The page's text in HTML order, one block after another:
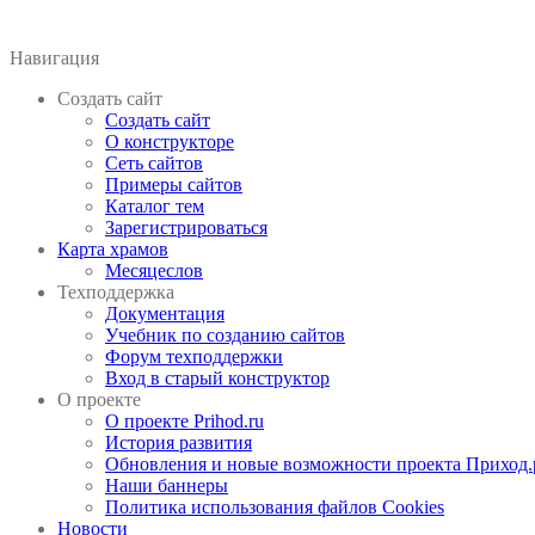
Навигация
Создать сайт
Создать сайт
О конструкторе
Сеть сайтов
Примеры сайтов
Каталог тем
Зарегистрироваться
Карта храмов
Месяцеслов
Техподдержка
Документация
Учебник по созданию сайтов
Форум техподдержки
Вход в старый конструктор
О проекте
О проекте Prihod.ru
История развития
Обновления и новые возможности проекта
Наши баннеры
Политика использования файлов Cookies
Новости